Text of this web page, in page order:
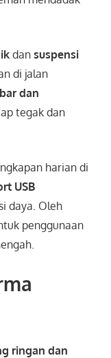
dan suspensi
di jalan
dan
tegak dan
harian di
USB
daya. Oleh
penggunaan
ringan dan